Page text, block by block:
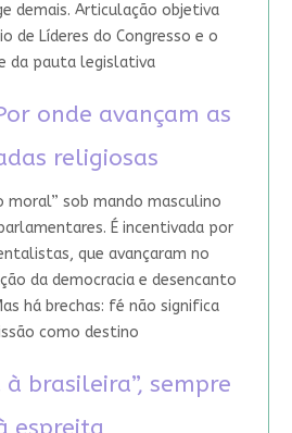
demais. Articulação objetiva
de Líderes do Congresso e o
da pauta legislativa
onde avançam as
religiosas
moral” sob mando masculino
É incentivada por
que avançaram no
da democracia e desencanto
há brechas: fé não significa
como destino
brasileira”, sempre